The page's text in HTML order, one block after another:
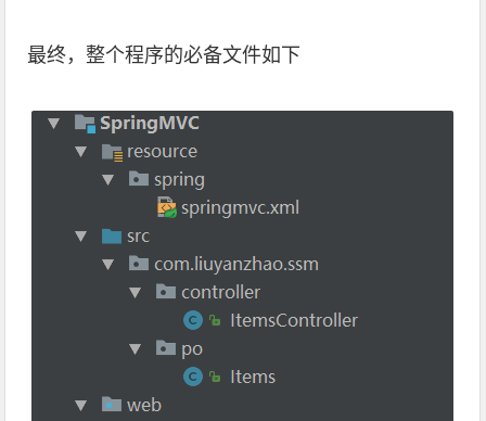
最终，整个程序的必备文件如下